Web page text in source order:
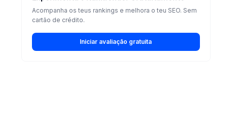
Acompanha os teus rankings e melhora o teu SEO. Sem
cartão de crédito.
Iniciar avaliação gratuita